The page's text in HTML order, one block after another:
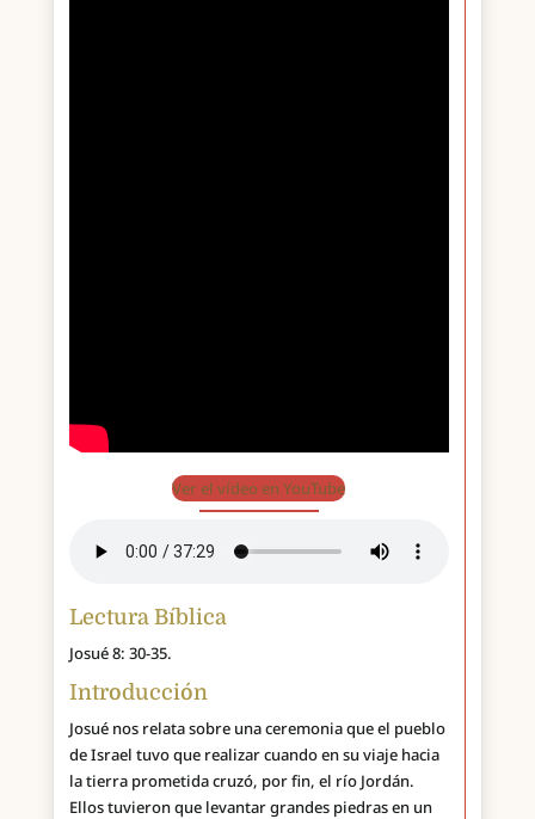
Ver el vídeo en YouTube
Lectura Bíblica
Josué 8: 30-35.
Introducción
Josué nos relata sobre una ceremonia que el pueblo
de Israel tuvo que realizar cuando en su viaje hacia
la tierra prometida cruzó, por fin, el río Jordán.
Ellos tuvieron que levantar grandes piedras en un